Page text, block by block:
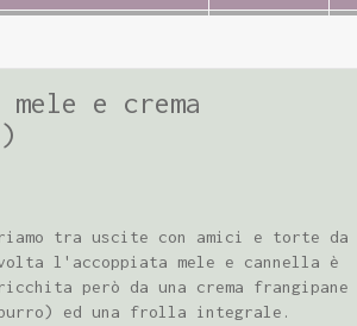
e crema
tra uscite con amici e torte da
l'accoppiata mele e cannella è
però da una crema frangipane
burro) ed una frolla integrale.